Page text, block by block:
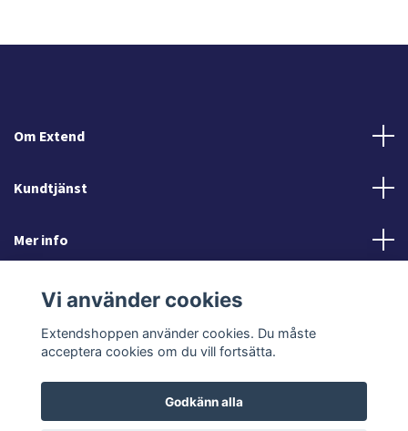
Om Extend
Kundtjänst
Mer info
Sociala medier
© 2026 Extendshoppen
Vi använder cookies
Extendshoppen använder cookies. Du måste
acceptera cookies om du vill fortsätta.
Godkänn alla